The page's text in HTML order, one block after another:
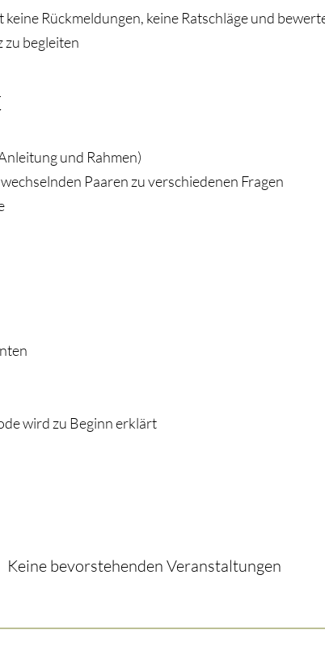
Rückmeldungen, keine Ratschläge und
zu begleiten
und Rahmen)
Paaren zu verschiedenen Fragen
wird zu Beginn erklärt
Keine bevorstehenden Veranstaltungen